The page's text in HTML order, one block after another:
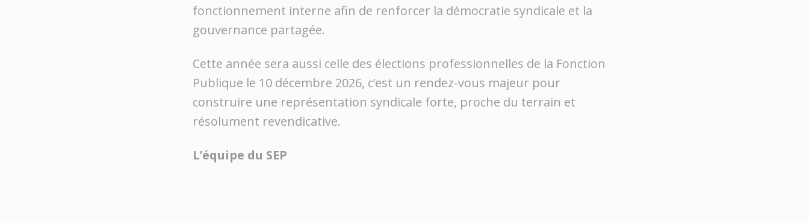
fonctionnement interne afin de renforcer la démocratie syndicale et la
gouvernance partagée.
Cette année sera aussi celle des élections professionnelles de la Fonction
Publique le 10 décembre 2026, c’est un rendez-vous majeur pour
construire une représentation syndicale forte, proche du terrain et
résolument revendicative.
L’équipe du SEP